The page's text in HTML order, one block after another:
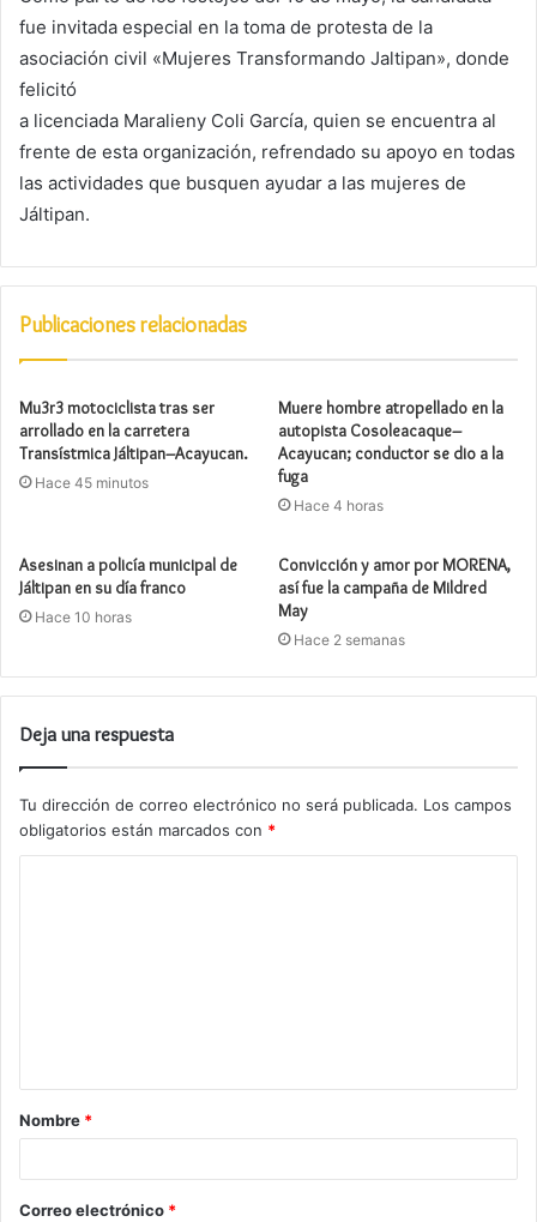
fue invitada especial en la toma de protesta de la
asociación civil «Mujeres Transformando Jaltipan», donde
felicitó
a licenciada Maralieny Coli García, quien se encuentra al
frente de esta organización, refrendado su apoyo en todas
las actividades que busquen ayudar a las mujeres de
Jáltipan.
Publicaciones relacionadas
Mu3r3 motociclista tras ser
arrollado en la carretera
Transístmica Jáltipan–Acayucan.
Hace 45 minutos
Muere hombre atropellado en la
autopista Cosoleacaque–
Acayucan; conductor se dio a la
fuga
Hace 4 horas
Asesinan a policía municipal de
Jáltipan en su día franco
Hace 10 horas
Convicción y amor por MORENA,
así fue la campaña de Mildred
May
Hace 2 semanas
Deja una respuesta
Tu dirección de correo electrónico no será publicada. Los campos
obligatorios están marcados con *
a
r
Nombre *
Correo electrónico *